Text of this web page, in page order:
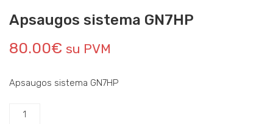
Apsaugos sistema GN7HP
80.00€ su PVM
Apsaugos sistema GN7HP